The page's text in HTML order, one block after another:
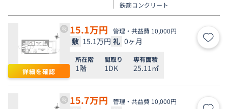
鉄筋コンクリート
詳細を確認
15.1万円 管理・共益費 10,000円
敷 15.1万円 礼 0ヶ月 お気
所在階
1階
間取り
1DK
専有面積
25.11㎡
15.7万円 管理・共益費 10,000円